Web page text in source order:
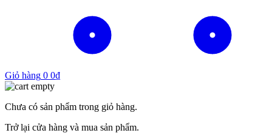
Giỏ hàng 0 0₫
Chưa có sản phẩm trong giỏ hàng.
Trở lại cửa hàng và mua sản phẩm.